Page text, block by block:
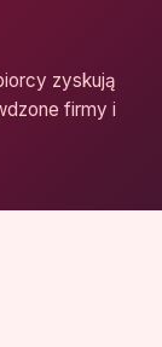
zyskują
firmy i